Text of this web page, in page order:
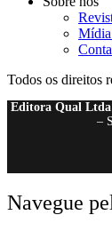
Todos os direitos
Editora Qual Ltda
–
Navegue